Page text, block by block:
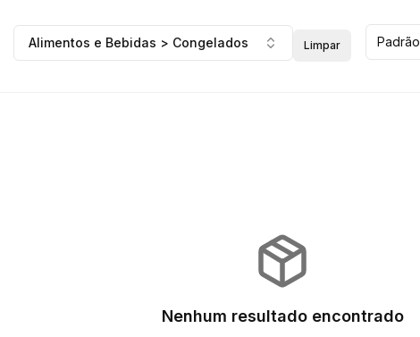
Alimentos e Bebidas > Congelados Limpar Padrão
Nenhum resultado encontrado